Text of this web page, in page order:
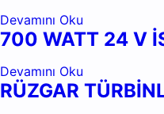
Devamını Oku
700 WATT 24 V
Devamını Oku
RÜZGAR